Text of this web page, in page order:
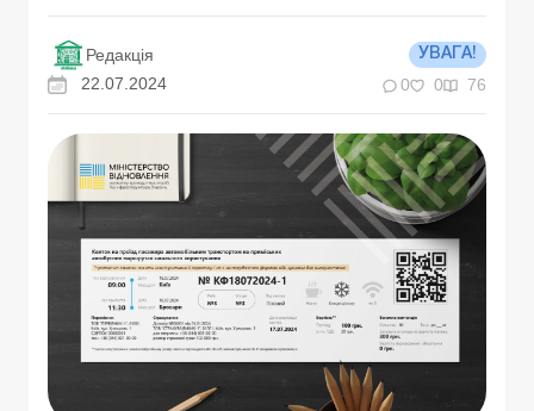
Редакція УВАГА!
22.07.2024 0 0 76